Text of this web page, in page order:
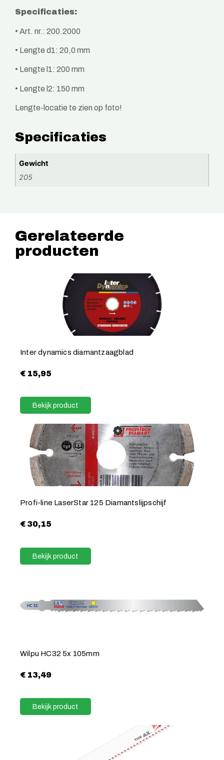
Specificaties:
• Art. nr.: 200.2000
• Lengte d1: 20,0 mm
• Lengte l1: 200 mm
• Lengte l2: 150 mm
Lengte-locatie te zien op foto!
Specificaties
Gewicht
205
Gerelateerde
producten
Inter dynamics diamantzaagblad
€ 15,95
Bekijk product
Profi-line LaserStar 125 Diamantslijpschijf
€30,15
Bekijk product
Wilpu HC32 5x 105mm
€ 13,49
Bekijk product